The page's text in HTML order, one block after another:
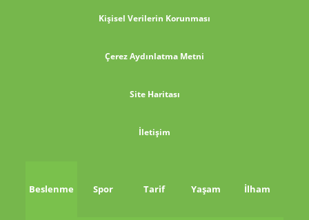
Kişisel Verilerin Korunması
Çerez Aydınlatma Metni
Site Haritası
İletişim
Beslenme Spor Tarif Yaşam İlham